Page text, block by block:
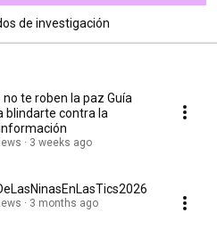
de investigación
te roben la paz Guía
blindarte contra la
3 weeks ago
3 months ago